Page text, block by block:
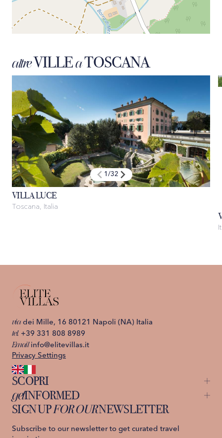
Prenota ora
altreVILLEaTOSCANA
1 /32
VILLA LUCE
Toscana, Italia
viadei Mille, 16 80121 Napoli (NA) Italia
tel. +39 331 808 8989
Email info@elitevillas.it
Privacy Settings
SCOPRI
Capri
St. Moritz
Ischia
Lago di Como
Costiera Amalfitana
getINFORMED
About us
Privacy Policy
SIGN UPFOR OURNEWSLETTER
Subscribe to our newsletter to get curated travel